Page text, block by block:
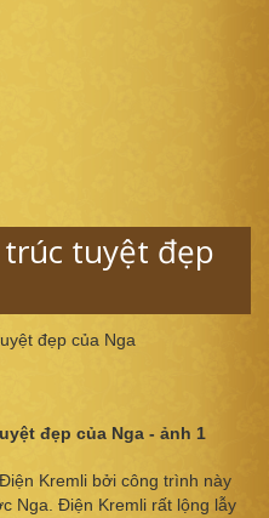
tuyệt đẹp
đẹp của Nga
Kremli bởi công trình này
Nga. Điện Kremli rất lộng lẫy